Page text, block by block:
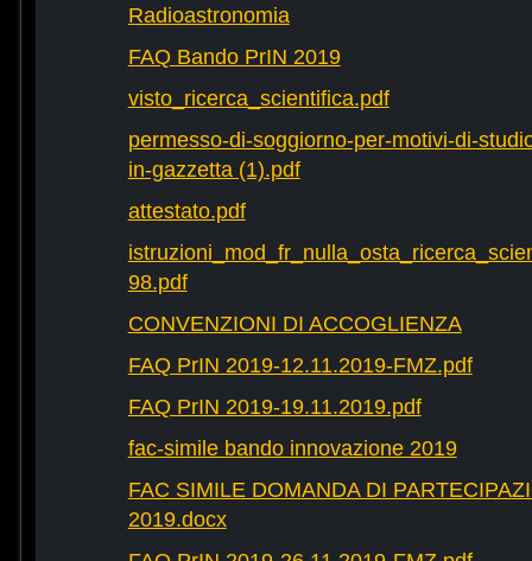
Radioastronomia
FAQ Bando PrIN 2019
visto_ricerca_scientifica.pdf
permesso-di-soggiorno-per-motivi-di-
in-gazzetta (1).pdf
attestato.pdf
98.pdf
CONVENZIONI DI ACCOGLIENZA
FAQ PrIN 2019-12.11.2019-FMZ.pdf
FAQ PrIN 2019-19.11.2019.pdf
fac-simile bando innovazione 2019
FAC SIMILE DOMANDA DI
2019.docx